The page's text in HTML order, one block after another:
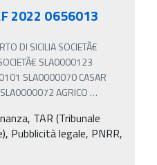
2022 0656013
DI SICILIA SOCIETÃ€
SLA0000123
SLA0000070 CASAR
SLA0000072 AGRICO …
TAR (Tribunale
Pubblicità legale, PNRR,